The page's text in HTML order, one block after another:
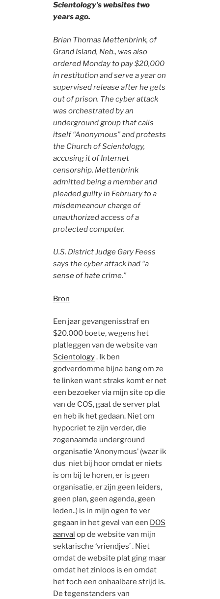
Scientology’s websites two
years ago.
Brian Thomas Mettenbrink, of
Grand Island, Neb., was also
ordered Monday to pay $20,000
in restitution and serve a year on
supervised release after he gets
out of prison. The cyber attack
was orchestrated by an
underground group that calls
itself “Anonymous” and protests
the Church of Scientology,
accusing it of Internet
censorship. Mettenbrink
admitted being a member and
pleaded guilty in February to a
misdemeanour charge of
unauthorized access of a
protected computer.
U.S. District Judge Gary Feess
says the cyber attack had “a
sense of hate crime.”
Bron
Een jaar gevangenisstraf en
$20.000 boete, wegens het
platleggen van de website van
Scientology. Ik ben
godverdomme bijna bang om ze
te linken want straks komt er net
een bezoeker via mijn site op die
van de COS, gaat de server plat
en heb ik het gedaan. Niet om
hypocriet te zijn verder, die
zogenaamde underground
organisatie ‘Anonymous’ (waar ik
dus niet bij hoor omdat er niets
is om bij te horen, er is geen
organisatie, er zijn geen leiders,
geen plan, geen agenda, geen
leden..) is in mijn ogen te ver
gegaan in het geval van een DOS
aanval op de website van mijn
sektarische ‘vriendjes’ . Niet
omdat de website plat ging maar
omdat het zinloos is en omdat
het toch een onhaalbare strijd is.
De tegenstanders van